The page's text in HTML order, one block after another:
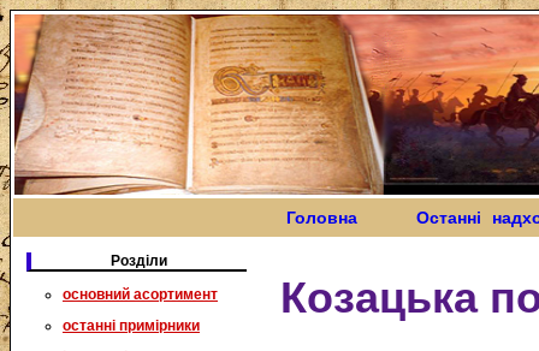
Головна Останні
Розділи
основний асортимент
останні примірники
Козацька